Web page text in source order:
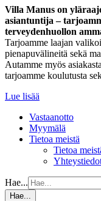
Villa Manus on
asiantuntija –
terveydenhuollon
Tarjoamme laajan
pienapuvälineitä sekä
Autamme myös
tarjoamme koulutusta
Lue lisää
Vastaanotto
Myymälä
Tietoa meistä
Tietoa
Hae...
Hae...